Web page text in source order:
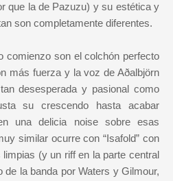
que la de Pazuzu) y su estética y
son completamente diferentes.
comienzo son el colchón perfecto
más fuerza y la voz de Aðalbjörn
desesperada y pasional como
su crescendo hasta acabar
una delicia noise sobre esas
similar ocurre con “Isafold” con
(y un riff en la parte central
la banda por Waters y Gilmour,